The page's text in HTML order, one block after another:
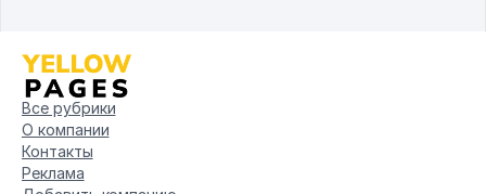
Все рубрики
О компании
Контакты
Реклама